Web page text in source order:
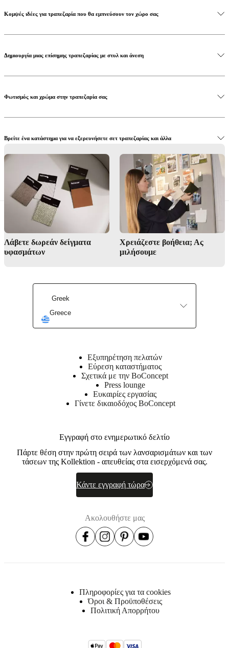
Αγοράστε την καρέκλα τραπεζαρίας Hamilton
Αγοράστε το σύστημα αποθήκευσης Calgary
Κομψές ιδέες για τραπεζαρία που θα εμπνεύσουν τον χώρο σας
Δημιουργία μιας επίσημης τραπεζαρίας με στυλ και άνεση
Φωτισμός και χρώμα στην τραπεζαρία σας
Βρείτε ένα κατάστημα για να εξερευνήσετε σετ τραπεζαρίας και άλλα
Αφήστε μας να σας βοηθήσουμε να δημιουργήσετε την τέλεια τραπεζαρία
Υπηρεσία εσωτερικού σχεδιασμού
Λάβετε δωρεάν δείγματα
υφασμάτων
Χρειάζεστε βοήθεια; Ας
μιλήσουμε
Greek
Greece
Εξυπηρέτηση πελατών
Εύρεση καταστήματος
Σχετικά με την BoConcept
Press lounge
Ευκαιρίες εργασίας
Γίνετε δικαιοδόχος BoConcept
Εγγραφή στο ενημερωτικό δελτίο
Πάρτε θέση στην πρώτη σειρά των λανσαρισμάτων και των
τάσεων της Kollektion - απευθείας στα εισερχόμενά σας.
Κάντε εγγραφή τώρα
Ακολουθήστε μας
Πληροφορίες για τα cookies
Όροι & Προϋποθέσεις
Πολιτική Απορρήτου